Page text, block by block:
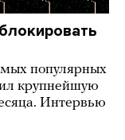
популярных
крупнейшую
Интервью